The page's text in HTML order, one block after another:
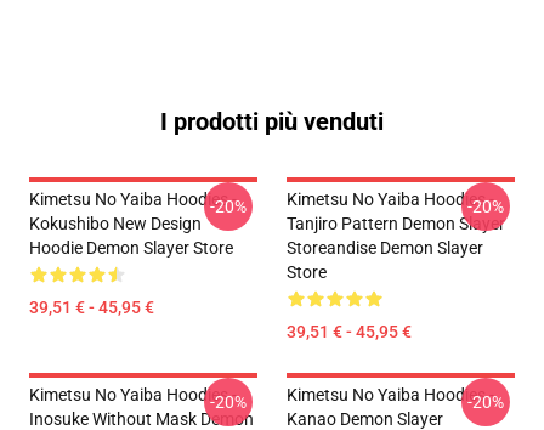
I prodotti più venduti
Kimetsu No Yaiba Hoodies -
Kokushibo New Design
Hoodie Demon Slayer Store
39,51 € - 45,95 €
-20%
Kimetsu No Yaiba Hoodies -
Tanjiro Pattern Demon Slayer
Storeandise Demon Slayer
Store
39,51 € - 45,95 €
-20%
Kimetsu No Yaiba Hoodies -
Inosuke Without Mask Demon
-20%
Kimetsu No Yaiba Hoodies -
Kanao Demon Slayer
-20%